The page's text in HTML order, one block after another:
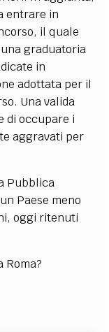
entrare in
il quale
graduatoria
in
adottata per il
Una valida
di occupare i
aggravati per
Pubblica
Paese meno
oggi ritenuti
Roma?